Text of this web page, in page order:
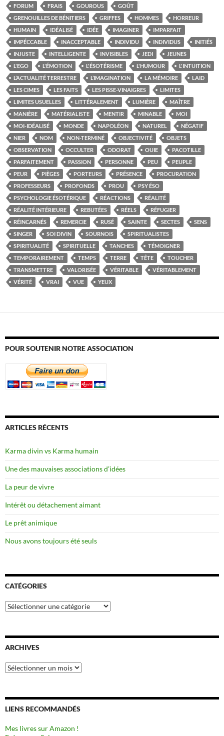
FORUM FRAIS GOUROUS
GOÛT
GRENOUILLES DE BÉNITIERS
GRIFFES HOMMES
HORREUR
HUMAIN
IDÉALISÉ IDÉE IMAGINER
IMPARFAIT
IMPÉCCABLE
INACCEPTABLE INDIVIDU INDIVIDUS
INITIÉS
INJUSTE
INTELLIGENTE INVISIBLES JEDI
JEUNES
L'EGO
L'ÉMOTION L'ÉSOTÉRISME L'HUMOUR
L'INTUITION
L’ACTUALITÉ TERRESTRE
L’IMAGINATION LA MÉMOIRE
LAID
LES CIMES
LES FAITS LES PISSE-VINAIGRES
LIMITES
LIMITES USUELLES
LITTÉRALEMENT LUMIÈRE
MAÎTRE
MANIÈRE
MATÉRIALISTE MENTIR MINABLE
MOI
MOI-IDÉALISÉ
MONDE NAPOLÉON NATUREL
NÉGATIF
NIER
NOM NON-TERMINÉ OBJECTIVITÉ
OBJETS
OBSERVATION
OCCULTER ODORAT OUIE
PACOTILLE
PARFAITEMENT
PASSION PERSONNE PEU
PEUPLE
PEUR
PIÈGES PORTEURS PRÉSENCE
PROCURATION
PROFESSEURS
PROFONDS PROU
PSY ÉSO
PSYCHOLOGIE ÉSOTÉRIQUE
RÉACTIONS
RÉALITÉ
RÉALITÉ INTÉRIEURE
REBUTÉES RÉELS
RÉFUGIER
RÉINCARNÉS
REMERCIE RUSÉ SAINTE SECTES
SENS
SINGER
SOI DIVIN SOURNOIS
SPIRITUALISTES
SPIRITUALITÉ
SPIRITUELLE TANCHES
TÉMOIGNER
TEMPORAIREMENT
TEMPS TERRE TÊTE
TOUCHER
TRANSMETTRE
VALORISÉE VÉRITABLE
VÉRITABLEMENT
VÉRITÉ
VRAI VUE YEUX
POUR SOUTENIR NOTRE ASSOCIATION
ARTICLES RÉCENTS
Karma divin vs Karma humain
Une des mauvaises associations d’idées
La peur de vivre
Intérêt ou détachement aimant
Le prêt animique
Nous avons toujours été seuls
CATÉGORIES
Catégories
ARCHIVES
Archives
LIENS RECOMMANDÉS
Mes livres sur Amazon !